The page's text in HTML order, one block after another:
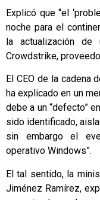
Explicó que “el
noche para el
la actualización de
Crowdstrike,
El CEO de la cadena
ha explicado en un
debe a un “defecto”
sido identificado,
sin embargo el
operativo Windows”.
El tal sentido, la
Jiménez Ramírez,